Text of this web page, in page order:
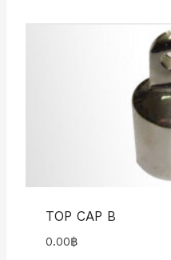
TOP CAP B
0.00฿